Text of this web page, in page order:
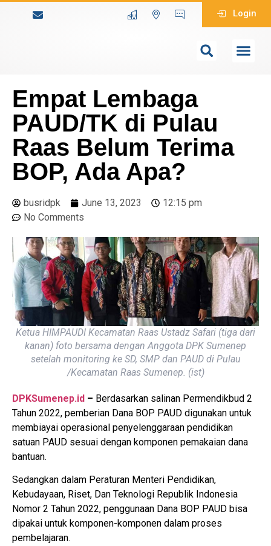
Login
Empat Lembaga
PAUD/TK di Pulau
Raas Belum Terima
BOP, Ada Apa?
busridpk June 13, 2023
12:15 pm
No Comments
Ketua HIMPAUDI Kecamatan Raas Ustadz Safari (tiga dari
kanan) foto bersama dengan Anggota DPK Sumenep
setelah monitoring ke SD, SMP dan PAUD di Pulau
/Kecamatan Raas Sumenep. (ist)
DPKSumenep.id – Berdasarkan salinan Permendikbud 2
Tahun 2022, pemberian Dana BOP PAUD digunakan untuk
membiayai operasional penyelenggaraan pendidikan
satuan PAUD sesuai dengan komponen pemakaian dana
bantuan.
Sedangkan dalam Peraturan Menteri Pendidikan,
Kebudayaan, Riset, Dan Teknologi Republik Indonesia
Nomor 2 Tahun 2022, penggunaan Dana BOP PAUD bisa
dipakai untuk komponen-komponen dalam proses
pembelajaran.